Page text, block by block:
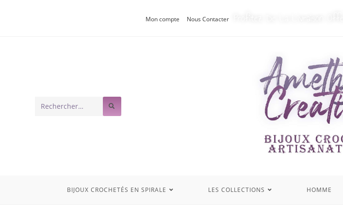
Mon compte Nous Contacter
Rechercher
BIJOUX CROCHETÉS EN SPIRALE LES COLLECTIONS HOMME